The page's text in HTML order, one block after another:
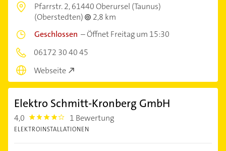
Pfarrstr. 2,61440 Oberursel (Taunus)
(Oberstedten)
2,8 km
Geschlossen –Öffnet Freitag um 15:30
06172 30 40 45
Webseite
Elektro Schmitt-Kronberg GmbH
4,0 4.0 1 Bewertung
ELEKTROINSTALLATIONEN